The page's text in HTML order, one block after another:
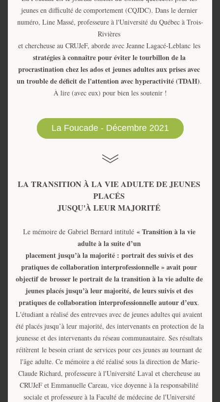
jeunes en difficulté de comportement (CQJDC). Dans le dernier
numéro, Line Massé, professeure à l'Université du Québec à Trois-
Rivières
et chercheuse au CRUJeF, aborde avec Jeanne Lagacé-Leblanc
les
stratégies à connaître pour éviter le tourbillon de la
procrastination chez les ados et jeunes adultes aux prises avec
un trouble de déficit de l'attention avec hyperactivité (TDAH).
À lire (avec eux) pour bien les soutenir !
La Foucade - Décembre 2021
LA TRANSITION À LA VIE ADULTE DE JEUNES
PLACÉS
JUSQU'À LEUR MAJORITÉ
Le mémoire de Gabriel Bernard intitulé « Transition à la vie
adulte à la suite d’un
placement jusqu’à la majorité : portrait des suivis et des
pratiques de collaboration interprofessionnelle » avait pour
objectif de brosser le portrait de la transition à la vie adulte de
jeunes placés jusqu’à leur majorité, de leurs suivis et des
pratiques de collaboration interprofessionnelle autour d’eux.
L'étudiant a réalisé des entrevues avec de jeunes adultes qui avaient
été placés jusqu’à leur majorité, des intervenants en protection de la
jeunesse et des intervenants du réseau communautaire. Ses résultats
réitèrent le besoin criant de services pour ces jeunes au tournant de
l'âge adulte. Ce mémoire a été réalisé sous la direction de Marie-
Claude Richard, professeure à l'Université Laval et chercheuse au
CRUJeF et Emmanuelle Careau, vice doyenne à la responsabilité
sociale et professeure à la Faculté de médecine de l'Université